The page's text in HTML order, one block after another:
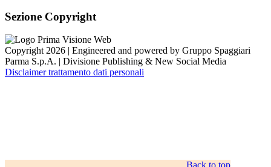
Sezione Copyright
Copyright 2026 | Engineered and powered by Gruppo Spaggiari
Parma S.p.A. | Divisione Publishing & New Social Media
Disclaimer trattamento dati personali